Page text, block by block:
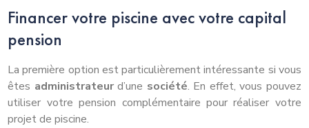
Financer votre piscine avec votre capital
pension
La première option est particulièrement intéressante si vous
êtes administrateurd’une société. En effet, vous pouvez
utiliser votre pension complémentaire pour réaliser votre
projet de piscine.